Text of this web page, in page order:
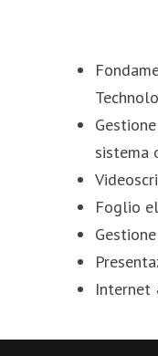
sistema
Foglio
Internet